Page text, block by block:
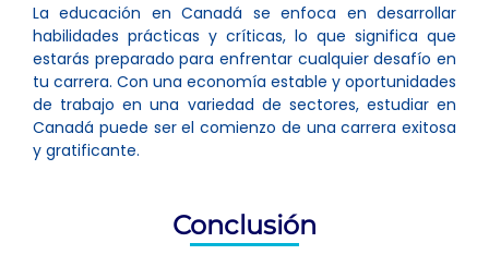
La educación en Canadá se enfoca en desarrollar
habilidades prácticas y críticas, lo que significa que
estarás preparado para enfrentar cualquier desafío en
tu carrera. Con una economía estable y oportunidades
de trabajo en una variedad de sectores, estudiar en
Canadá puede ser el comienzo de una carrera exitosa
y gratificante.
Conclusión